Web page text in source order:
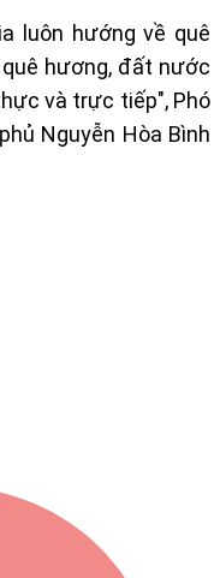
luôn hướng về quê
hương, đất nước
và trực tiếp", Phó
Nguyễn Hòa Bình